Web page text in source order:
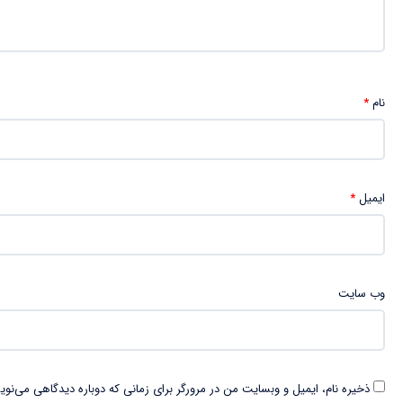
نام*
ایمیل*
وب‌ سایت
ذخیره نام، ایمیل و وبسایت من در مرورگر برای زمانی که دوباره دیدگاهی